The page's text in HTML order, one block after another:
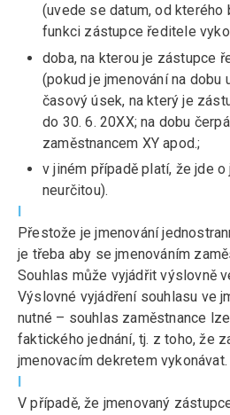
(uvede se datum, od kterého
funkci zástupce ředitele
doba, na kterou je zástupce
(pokud je jmenování na dobu
časový úsek, na který je
do 30. 6. 20XX; na dobu
zaměstnancem XY apod.;
v jiném případě platí, že jde o
neurčitou).
Přestože je jmenování
je třeba aby se jmenováním
Souhlas může vyjádřit výslovně
Výslovné vyjádření souhlasu ve
nutné – souhlas zaměstnance
faktického jednání, tj. z toho, že
jmenovacím dekretem vykonávat.
V případě, že jmenovaný